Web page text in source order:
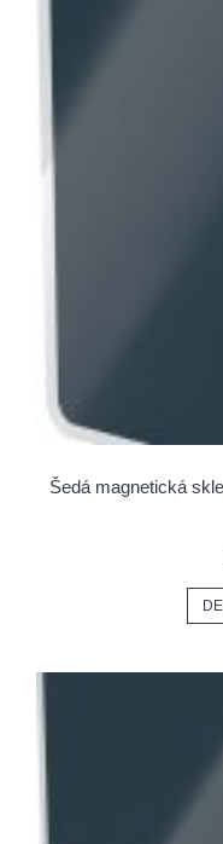
Šedá magnetická